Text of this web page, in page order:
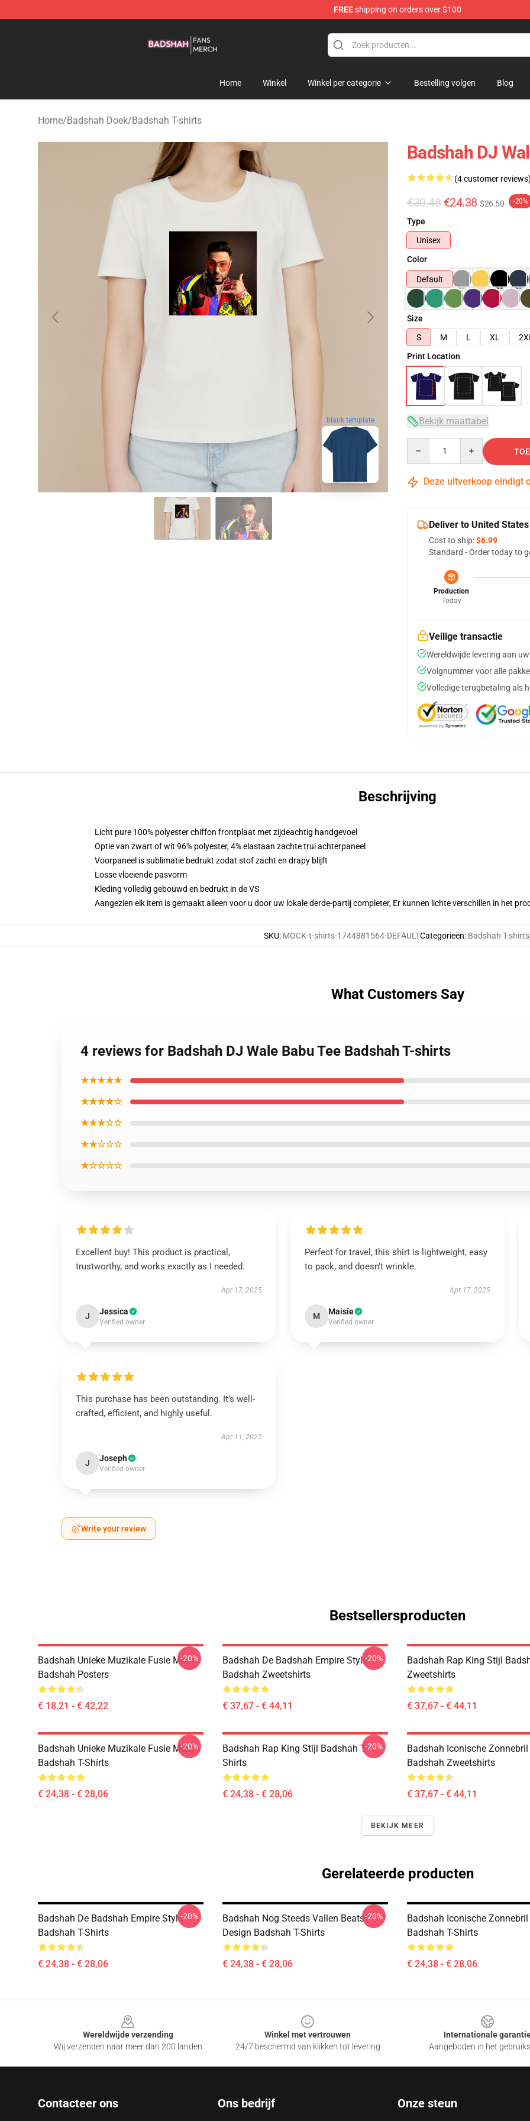
FREEshipping on orders over $100
Home Winkel Winkel per categorie Bestelling volgen Blog
Home/Badshah Doek/Badshah T-shirts
blank template
Badshah DJ
(4 customer reviews)
€30.48 €24.38 $26.50 -20%
Type
Unisex
Color
Default
Size
S
M L XL 2XL
Print Location
Bekijk maattabel
Deze uitverkoop eindigt
Deliver to United States
Cost to ship:$6.99
Standard - Order today to
Production
Today
Veilige transactie
Wereldwijde levering aan
Volgnummer voor alle
Volledige terugbetaling als
Beschrijving
Licht pure 100% polyester chiffon frontplaat met zijdeachtig handgevoel
Optie van zwart of wit 96% polyester, 4% elastaan zachte trui achterpaneel
Voorpaneel is sublimatie bedrukt zodat stof zacht en drapy blijft
Losse vloeiende pasvorm
Kleding volledig gebouwd en bedrukt in de VS
Aangezien elk item is gemaakt alleen voor u door uw lokale derde-partij completer, Er kunnen lichte verschillen in het
SKU: MOCK-t-shirts-1744881564-DEFAULTCategorieën: Badshah T-shirts
What Customers Say
4 reviews for Badshah DJ Wale Babu Tee Badshah T-shirts
★★★★★
★★★★☆
★★★☆☆
★★☆☆☆
★☆☆☆☆
Excellent buy! This product is practical,
trustworthy, and works exactly as I needed.
Apr 17, 2025
J Jessica
Verified owner
Perfect for travel, this shirt is lightweight, easy
to pack, and doesn’t wrinkle.
Apr 17, 2025
M Maisie
Verified owner
This purchase has been outstanding. It’s well-
crafted, efficient, and highly useful.
Apr 11, 2025
J Joseph
Verified owner
Write your review
Bestsellersproducten
Badshah Unieke Muzikale Fusie Motif
Badshah Posters
€ 18,21 - € 42,22
-20%
Badshah De Badshah Empire Style
Badshah Zweetshirts
€ 37,67 - € 44,11
-20%
Badshah Rap King Stijl
Zweetshirts
€ 37,67 - € 44,11
Badshah Unieke Muzikale Fusie Motif
Badshah T-Shirts
€ 24,38 - € 28,06
-20%
Badshah Rap King Stijl Badshah T-
Shirts
€ 24,38 - € 28,06
-20%
Badshah Iconische
Badshah Zweetshirts
€ 37,67 - € 44,11
BEKIJK MEER
Gerelateerde producten
Badshah De Badshah Empire Style
Badshah T-Shirts
€ 24,38 - € 28,06
-20%
Badshah Nog Steeds Vallen Beats
Design Badshah T-Shirts
€ 24,38 - € 28,06
-20%
Badshah Iconische
Badshah T-Shirts
€ 24,38 - € 28,06
Wereldwijde verzending
Wij verzenden naar meer dan 200 landen
Winkel met vertrouwen
24/7 beschermd van klikken tot levering
Internationale
Aangeboden in het
Contacteer ons Ons bedrijf Onze steun